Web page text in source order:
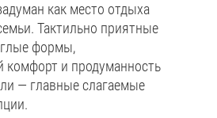
как место отдыха
Тактильно приятные
формы,
комфорт и продуманность
— главные слагаемые